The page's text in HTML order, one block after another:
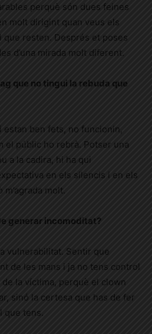
perquè són dues feines
molt dirigint quan veus els
que resten. Després et poses
d’una mirada molt diferent.
que no tingui la rebuda que
estan ben fets, no funcionin,
el públic ho rebrà. Potser una
a la cadira, hi ha qui
en els silencis i en els
molt.
generar incomoditat?
vulnerabilitat. Sentir que
de les mans i ja no tens control
de la víctima, perquè el clown
sinó la certesa que has de fer
que tens.